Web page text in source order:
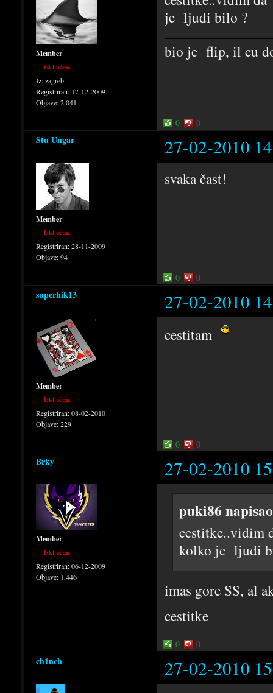
Member
Isključen
Iz:zagreb
Registriran: 17-12-2009
Objave:2,041
je ljudi bilo ?
bio je flip, il cu
0 0
Stu Ungar 27-02-2010
Member
Isključen
Registriran:28-11-2009
Objave:94
svaka čast!
0 0
superhik13 27-02-2010
Member
Isključen
Registriran:08-02-2010
Objave:229
cestitam
0 0
Brky 27-02-2010
Member
Isključen
Registriran:06-12-2009
Objave: 1,446
puki86
cestitke..vidim
kolko je ljudi
imas gore SS, al
cestitke
0 0
ch1nch 27-02-2010